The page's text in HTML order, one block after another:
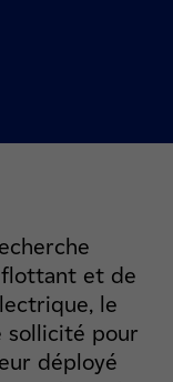
flottant et de
le
sollicité pour
déployé